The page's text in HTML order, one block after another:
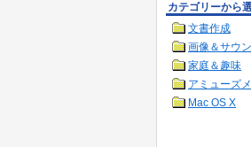
カテゴリーから
文書作成
画像＆サウ
家庭＆趣味
アミューズ
Mac OS X